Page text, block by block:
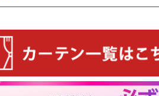
お客様のレビュー
5つ星中4.29つ星
レビュー数 7 件